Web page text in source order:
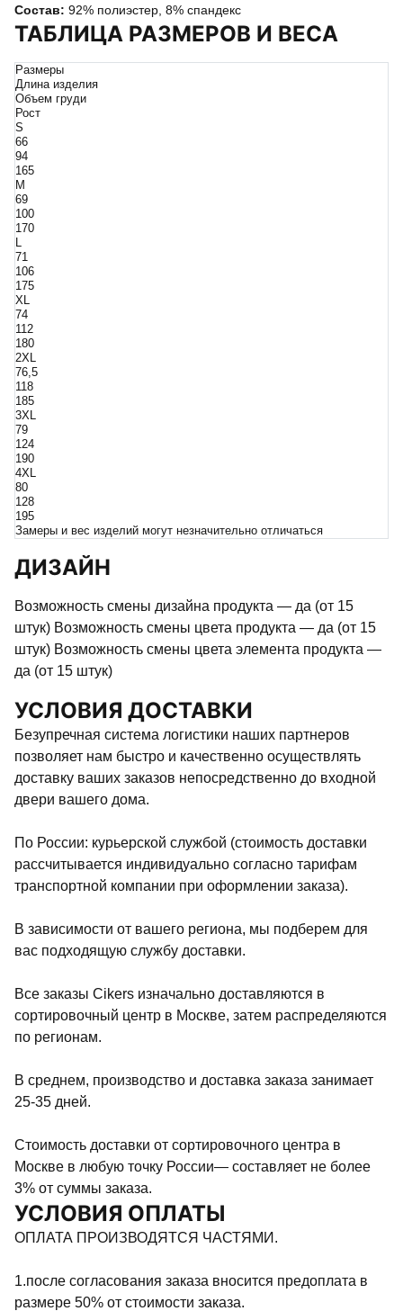
Состав: 92% полиэстер, 8% спандекс
ТАБЛИЦА РАЗМЕРОВ И ВЕСА
Размеры
Длина изделия
Объем груди
Рост
S
66
94
165
M
69
100
170
L
71
106
175
XL
74
112
180
2XL
76,5
118
185
3XL
79
124
190
4XL
80
128
195
Замеры и вес изделий могут незначительно отличаться
ДИЗАЙН
Возможность смены дизайна продукта — да (от 15
штук) Возможность смены цвета продукта — да (от 15
штук) Возможность смены цвета элемента продукта —
да (от 15 штук)
УСЛОВИЯ ДОСТАВКИ
Безупречная система логистики наших партнеров
позволяет нам быстро и качественно осуществлять
доставку ваших заказов непосредственно до входной
двери вашего дома.
По России: курьерской службой (стоимость доставки
рассчитывается индивидуально согласно тарифам
транспортной компании при оформлении заказа).
В зависимости от вашего региона, мы подберем для
вас подходящую службу доставки.
Все заказы Cikers изначально доставляются в
сортировочный центр в Москве, затем распределяются
по регионам.
В среднем, производство и доставка заказа занимает
25-35 дней.
Стоимость доставки от сортировочного центра в
Москве в любую точку России— составляет не более
3% от суммы заказа.
УСЛОВИЯ ОПЛАТЫ
ОПЛАТА ПРОИЗВОДЯТСЯ ЧАСТЯМИ.
1.после согласования заказа вносится предоплата в
размере 50% от стоимости заказа.